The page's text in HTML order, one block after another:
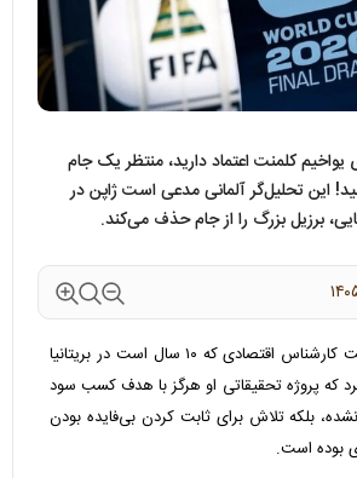
کلمنت اعتماد دارید، منتظر یک جام
این تحلیل‌گر آلمانی مدعی است ژاپن در
برزیل بزرگ را از جام حذف می‌کند.
یواخیم کلمنت کارشناس اقتصادی که ۱۰ سال است در بریتانیا
که پروژه تحقیقاتی او هرگز با هدف کسب سود
بلکه تلاش برای ثابت کردن بی‌فایده بودن
بوده است.